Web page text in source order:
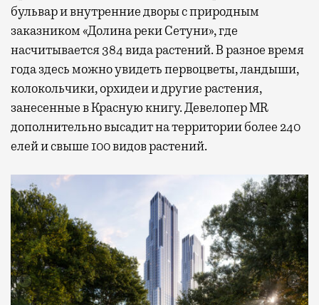
бульвар и внутренние дворы с природным
заказником «Долина реки Сетуни», где
насчитывается 384 вида растений. В разное время
года здесь можно увидеть первоцветы, ландыши,
колокольчики, орхидеи и другие растения,
занесенные в Красную книгу. Девелопер MR
дополнительно высадит на территории более 240
елей и свыше 100 видов растений.